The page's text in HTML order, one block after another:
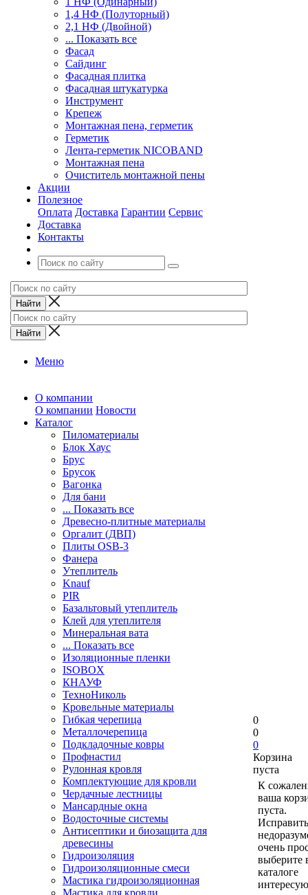
1,4 НФ (Полуторный)
2,1 НФ (Двойной)
... Показать все
Фасад
Сайдинг
Фасадная плитка
Фасадная штукатурка
Инструмент
Крепеж
Монтажная пена, герметик
Герметик
Лента-герметик NICOBAND
Монтажная пена
Очиститель монтажной пены
Акции
Полезное
Оплата Доставка Гарантии Сервис
Доставка
Контакты
Меню
О компании
О компании Новости
Каталог
Пиломатериалы
Блок Хаус
Брус
Брусок
Вагонка
Для бани
... Показать все
Древесно-плитные материалы
Оргалит (ДВП)
Плиты OSB-3
Фанера
Утеплитель
Knauf
PIR
Базальтовый утеплитель
Клей для утеплителя
Минеральная вата
... Показать все
Изоляционные пленки
ISOBOX
КНАУФ
ТехноНиколь
Кровельные материалы
Гибкая черепица
Металлочерепица
Подкладочные ковры
Профнастил
Рулонная кровля
Комплектующие для кровли
Чердачные лестницы
Мансардные окна
Водосточные системы
Антисептики и биозащита для
древесины
Гидроизоляция
Гидроизоляционные смеси
Мастика гидроизоляционная
Мастика для кровли
0
0
0
Корзина
пуста
К
ваша
пуста.
очень
выберите
каталоге